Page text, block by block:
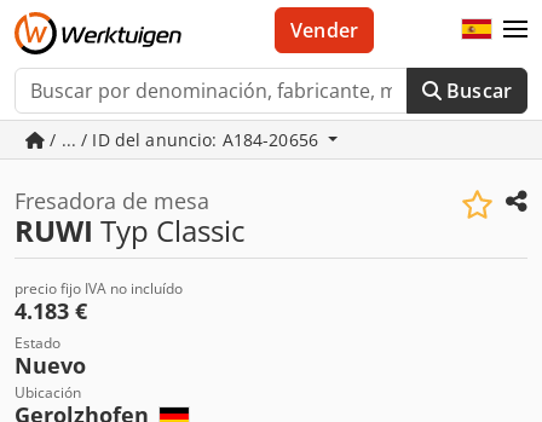
Buscar
Vender
/ ... / ID del anuncio: A184-20656
Fresadora de mesa
RUWI Typ Classic
precio fijo IVA no incluído
4.183 €
Estado
Nuevo
Ubicación
Gerolzhofen